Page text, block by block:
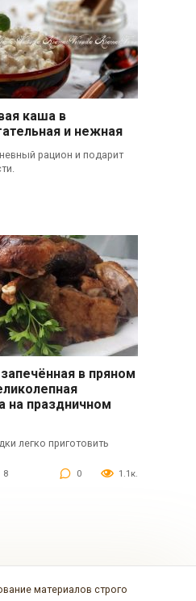
каша в
и нежная
рацион и подарит
в пряном
на праздничном
легко приготовить
8 0 1.1к.
материалов строго